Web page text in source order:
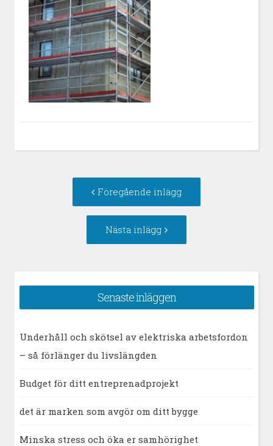
Inläggsnavigering
Föregående inlägg
Nästa inlägg
Senaste inläggen
Underhåll och skötsel av elektriska arbetsfordon
– så förlänger du livslängden
Budget för ditt entreprenadprojekt
det är marken som avgör om ditt bygge
Minska stress och öka er samhörighet